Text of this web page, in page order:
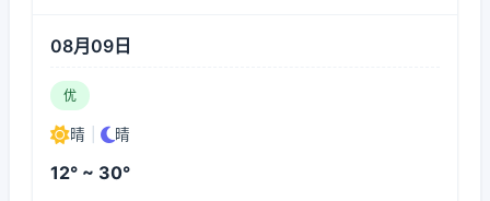
08月09日
优
晴 晴
12° ~ 30°